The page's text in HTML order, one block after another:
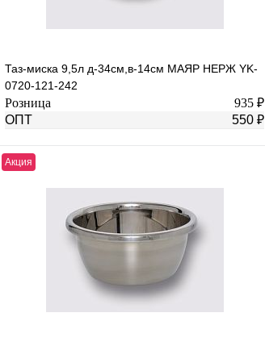
Таз-миска 9,5л д-34см,в-14см МАЯР НЕРЖ YK-
0720-121-242
Розница
935 ₽
ОПТ
550 ₽
Купить в 1 клик К сравнению
наличии
Акция